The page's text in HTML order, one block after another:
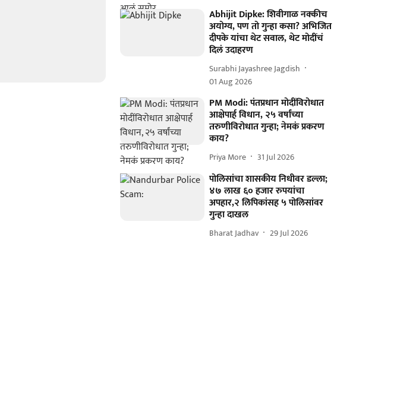
Abhijit Dipke: शिवीगाळ नक्कीच
अयोग्य, पण तो गुन्हा कसा? अभिजित
दीपके यांचा थेट सवाल, थेट मोदींचं
दिलं उदाहरण
Surabhi Jayashree Jagdish
01 Aug 2026
PM Modi: पंतप्रधान मोदींविरोधात
आक्षेपार्ह विधान, २५ वर्षांच्या
तरुणीविरोधात गुन्हा; नेमकं प्रकरण
काय?
Priya More 31 Jul 2026
पोलिसांचा शासकीय निधीवर डल्ला;
४७ लाख ६० हजार रुपयांचा
अपहार,२ लिपिकांसह ५ पोलिसांवर
गुन्हा दाखल
Bharat Jadhav 29 Jul 2026